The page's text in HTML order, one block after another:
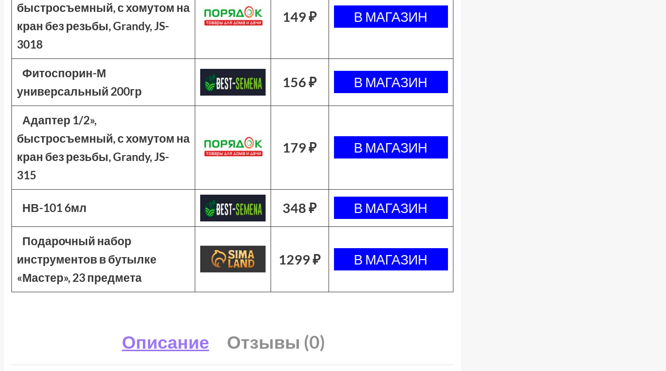
быстросъемный, с хомутом на
кран без резьбы, Grandy, JS-
3018
149 ₽
Фитоспорин-М
универсальный 200гр
156 ₽
Адаптер 1/2»,
быстросъемный, с хомутом на
кран без резьбы, Grandy, JS-
315
179 ₽
НВ-101 6мл 348 ₽
Подарочный набор
инструментов в бутылке
«Мастер», 23 предмета
1299 ₽
Описание Отзывы (0)